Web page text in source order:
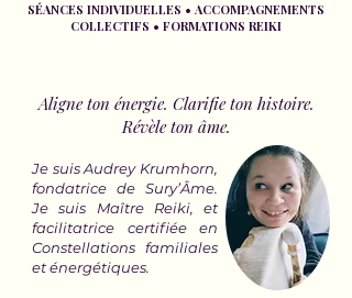
SÉANCES INDIVIDUELLES • ACCOMPAGNEMENTS
COLLECTIFS • FORMATIONS REIKI
Aligne ton énergie. Clarifie ton histoire.
Révèle ton âme.
​Je suis Audrey Krumhorn,
fondatrice de Sury’Âme.
Je suis Maître Reiki, et
facilitatrice certifiée en
Constellations familiales
et énergétiques.